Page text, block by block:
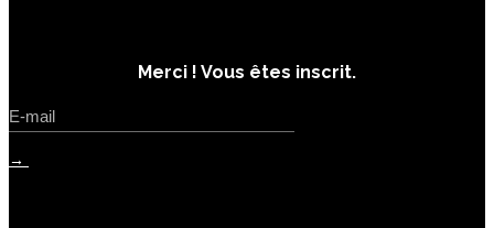
Merci ! Vous êtes inscrit.
→